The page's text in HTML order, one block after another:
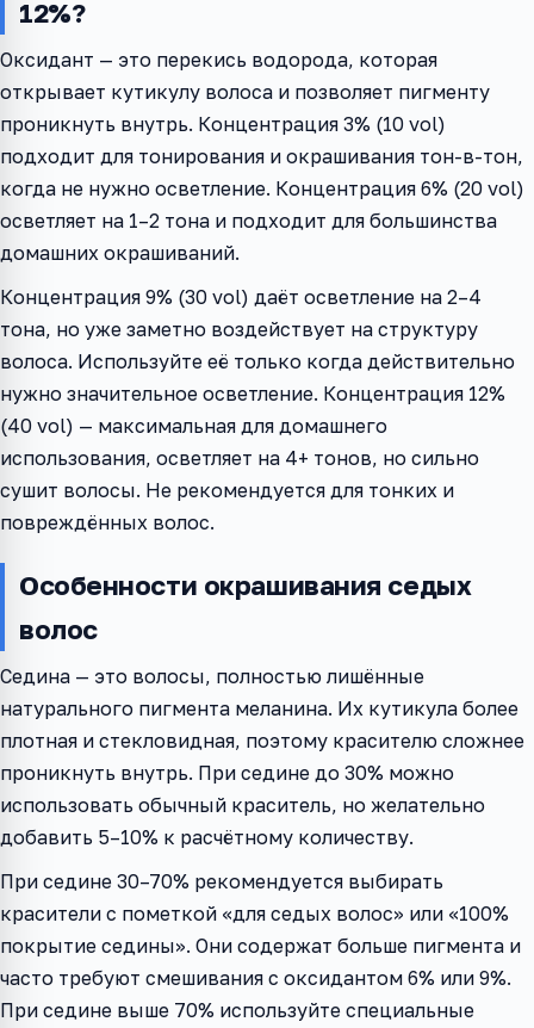
12%?
Оксидант — это перекись водорода, которая
открывает кутикулу волоса и позволяет пигменту
проникнуть внутрь. Концентрация 3% (10 vol)
подходит для тонирования и окрашивания тон-в-тон,
когда не нужно осветление. Концентрация 6% (20 vol)
осветляет на 1–2 тона и подходит для большинства
домашних окрашиваний.
Концентрация 9% (30 vol) даёт осветление на 2–4
тона, но уже заметно воздействует на структуру
волоса. Используйте её только когда действительно
нужно значительное осветление. Концентрация 12%
(40 vol) — максимальная для домашнего
использования, осветляет на 4+ тонов, но сильно
сушит волосы. Не рекомендуется для тонких и
повреждённых волос.
Особенности окрашивания седых
волос
Седина — это волосы, полностью лишённые
натурального пигмента меланина. Их кутикула более
плотная и стекловидная, поэтому красителю сложнее
проникнуть внутрь. При седине до 30% можно
использовать обычный краситель, но желательно
добавить 5–10% к расчётному количеству.
При седине 30–70% рекомендуется выбирать
красители с пометкой «для седых волос» или «100%
покрытие седины». Они содержат больше пигмента и
часто требуют смешивания с оксидантом 6% или 9%.
При седине выше 70% используйте специальные